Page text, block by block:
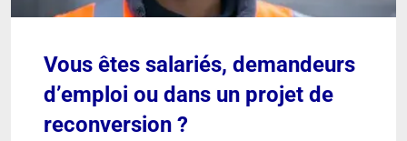
Vous êtes salariés, demandeurs
d’emploi ou dans un projet de
reconversion ?